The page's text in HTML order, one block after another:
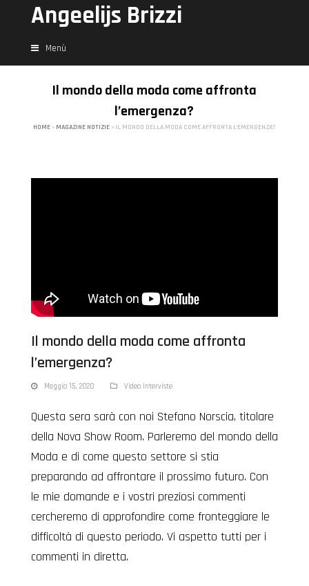
Angeelijs Brizzi
Menù
Il mondo della moda come affronta
l’emergenza?
HOME» MAGAZINE NOTIZIE» IL MONDO DELLA MODA COME AFFRONTA L’EMERGENZA?
Il mondo della moda come affronta
l’emergenza?
Maggio 15, 2020 Video Interviste
Questa sera sarà con noi Stefano Norscia, titolare
della Nova Show Room. Parleremo del mondo della
Moda e di come questo settore si stia
preparando ad affrontare il prossimo futuro. Con
le mie domande e i vostri preziosi commenti
cercheremo di approfondire come fronteggiare le
difficoltà di questo periodo. Vi aspetto tutti per i
commenti in diretta.